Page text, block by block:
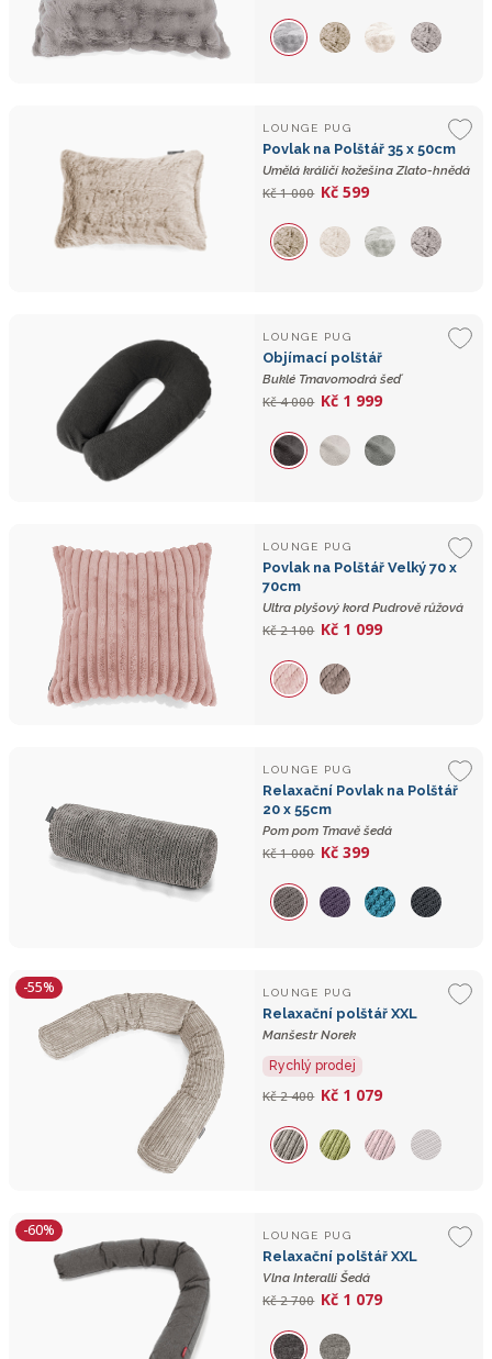
LOUNGE PUG
Povlak na Polštář 35 x 50cm
Umělá králičí kožešina Zlato-hnědá
Kč 1 000 Kč 599
LOUNGE PUG
Objímací polštář
Buklé Tmavomodrá šeď
Kč 4 000 Kč 1 999
LOUNGE PUG
Povlak na Polštář Velký 70 x
70cm
Ultra plyšový kord Pudrově růžová
Kč 2 100 Kč 1 099
LOUNGE PUG
Relaxační Povlak na Polštář
20 x 55cm
Pom pom Tmavě šedá
Kč 1 000 Kč 399
-55% LOUNGE PUG
Relaxační polštář XXL
Manšestr Norek
Rychlý prodej
Kč 2 400 Kč 1 079
-60% LOUNGE PUG
Relaxační polštář XXL
Vlna Interalli Šedá
Kč 2 700 Kč 1 079